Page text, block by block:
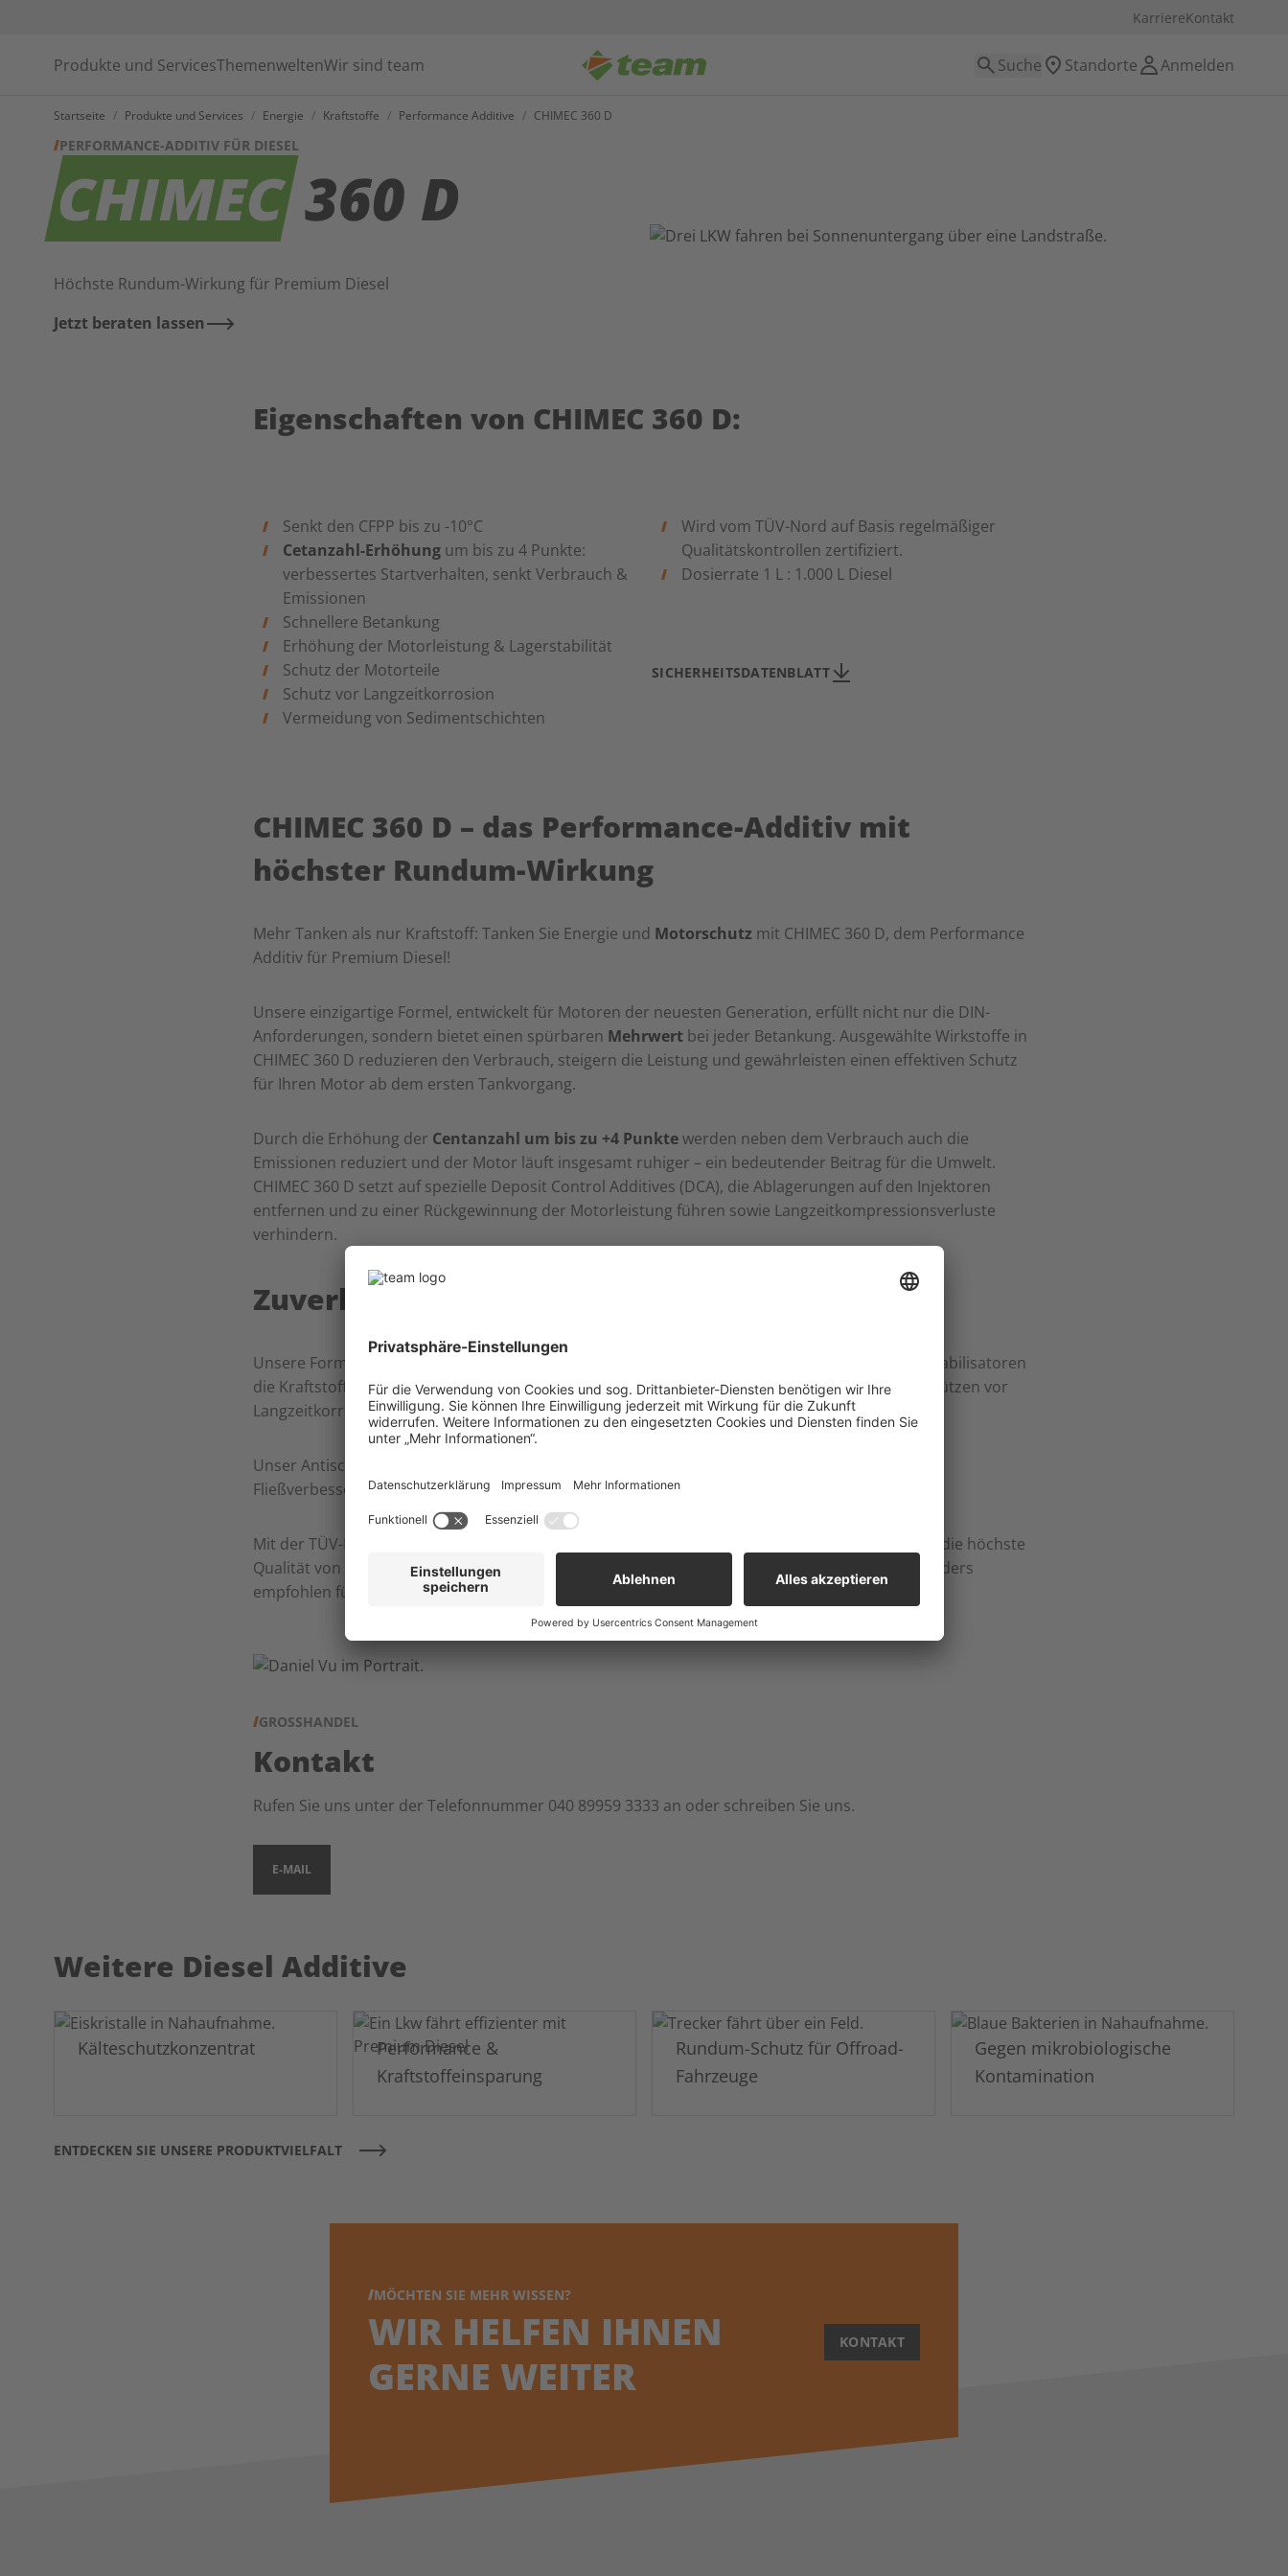
KarriereKontakt
Produkte und ServicesThemenweltenWir sind team Suche Standorte Anmelden
Startseite / Produkte und Services / Energie / Kraftstoffe / Performance Additive / CHIMEC 360 D
PERFORMANCE-ADDITIV FÜR DIESEL
CHIMEC360 D
Höchste Rundum-Wirkung für Premium Diesel
Jetzt beraten lassen
Eigenschaften von CHIMEC 360 D:
Senkt den CFPP bis zu -10°C
Cetanzahl-Erhöhungum bis zu 4 Punkte:
verbessertes Startverhalten, senkt Verbrauch &
Emissionen
Schnellere Betankung
Erhöhung der Motorleistung & Lagerstabilität
Schutz der Motorteile
Schutz vor Langzeitkorrosion
Vermeidung von Sedimentschichten
Wird vom TÜV-Nord auf Basis regelmäßiger
Qualitätskontrollen zertifiziert.
Dosierrate 1 L : 1.000 L Diesel
SICHERHEITSDATENBLATT
CHIMEC 360 D – das Performance-Additiv mit
höchster Rundum-Wirkung
Mehr Tanken als nur Kraftstoff: Tanken Sie Energie und Motorschutz mit CHIMEC 360 D, dem Performance
Additiv für Premium Diesel!
Unsere einzigartige Formel, entwickelt für Motoren der neuesten Generation, erfüllt nicht nur die DIN-
Anforderungen, sondern bietet einen spürbaren Mehrwert bei jeder Betankung. Ausgewählte Wirkstoffe in
CHIMEC 360 D reduzieren den Verbrauch, steigern die Leistung und gewährleisten einen effektiven Schutz
für Ihren Motor ab dem ersten Tankvorgang.
Durch die Erhöhung der Centanzahl um bis zu +4 Punktewerden neben dem Verbrauch auch die
Emissionen reduziert und der Motor läuft insgesamt ruhiger – ein bedeutender Beitrag für die Umwelt.
CHIMEC 360 D setzt auf spezielle Deposit Control Additives (DCA), die Ablagerungen auf den Injektoren
entfernen und zu einer Rückgewinnung der Motorleistung führen sowie Langzeitkompressionsverluste
verhindern.
Zuverlässiger Schutz für Ihren Motor
Unsere Formel schützt Ihren Motor
vor Abnutzung und Ablagerungen, während spezifische Stabilisatoren
die Kraftstoffqualität unter allen Lagerbedingungen erhalten. Ein Inhibitor und Demulgator schützen vor
Langzeitkorrosion und Motorschäden durch Wasser im Diesel.
Unser Antischaummittel sorgt für eine
Fließverbesserer eineBetriebssicherheit bis zu -10 GradCelsius im Winter gewährleistet.
Mit der TÜV-Nord-Zertifizierung auf Basis regelmäßiger Qualitätskontrollen können Sie sich auf die höchste
Qualität von CHIMEC 360 D verlassen. Ideal für Dieselkraftstoffe mit bis zu
und besonders
empfohlen für
Common-Rail-Einspritzsysteme
GROSSHANDEL
Kontakt
Rufen Sie uns unter der Telefonnummer 040 89959 3333 an oder schreiben Sie uns.
E-MAIL
Weitere Diesel Additive
Kälteschutzkonzentrat
Performance &
Kraftstoffeinsparung
Rundum-Schutz für Offroad-
Fahrzeuge
Gegen mikrobiologische
Kontamination
ENTDECKEN SIE UNSERE PRODUKTVIELFALT
MÖCHTEN SIE MEHR WISSEN?
WIR HELFEN IHNEN
GERNE WEITER
KONTAKT